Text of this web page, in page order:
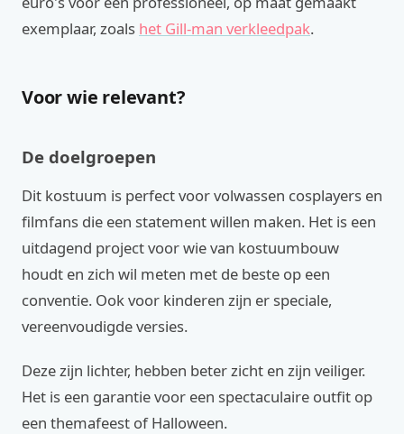
exemplaar, zoals het Gill-man verkleedpak.
Voor wie relevant?
De doelgroepen
Dit kostuum is perfect voor volwassen cosplayers en
filmfans die een statement willen maken. Het is een
uitdagend project voor wie van kostuumbouw
houdt en zich wil meten met de beste op een
conventie. Ook voor kinderen zijn er speciale,
vereenvoudigde versies.
Deze zijn lichter, hebben beter zicht en zijn veiliger.
Het is een garantie voor een spectaculaire outfit op
een themafeest of Halloween.